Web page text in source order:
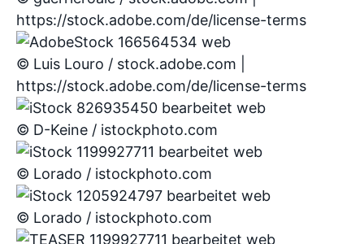
https://stock.adobe.com/de/license-terms
© Luis Louro / stock.adobe.com |
https://stock.adobe.com/de/license-terms
© D-Keine / istockphoto.com
© Lorado / istockphoto.com
© Lorado / istockphoto.com